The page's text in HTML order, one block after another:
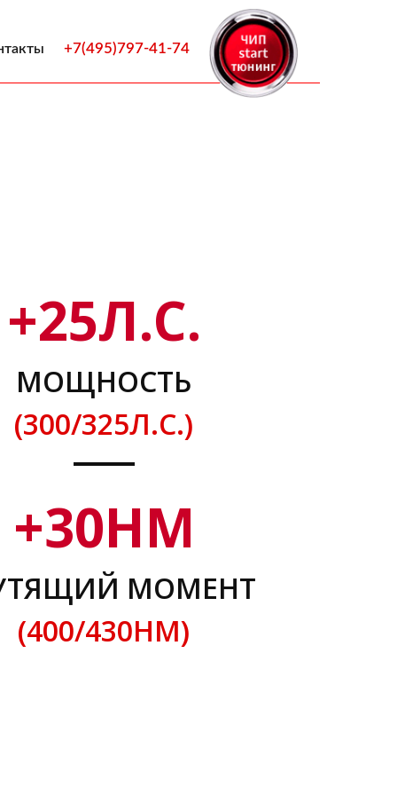
+7(495)797-41-74
+25Л.С.
МОЩНОСТЬ
(300/325Л.С.)
+30НМ
МОМЕНТ
(400/430НМ)